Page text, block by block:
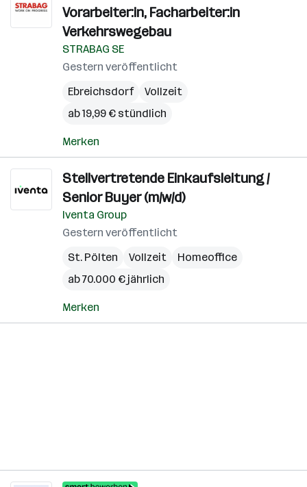
Vorarbeiter:in, Facharbeiter:in
Verkehrswegebau
STRABAG SE
Gestern veröffentlicht
Ebreichsdorf
Vollzeit
ab 19,99 € stündlich
Merken
Stellvertretende Einkaufsleitung /
Senior Buyer (m/w/d)
Iventa Group
Gestern veröffentlicht
St. Pölten
Vollzeit
Homeoffice
ab 70.000 € jährlich
Merken